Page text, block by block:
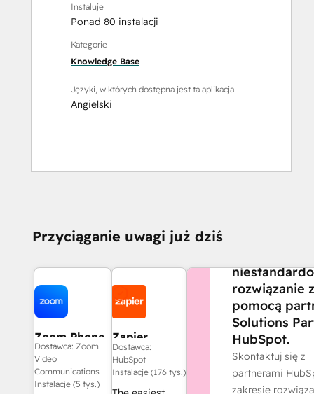
Instaluje
Ponad 80 instalacji
Kategorie
Knowledge Base
Języki, w których dostępna jest ta aplikacja
Angielski
Przyciąganie uwagi już dziś
Zoom Phone
for HubSpot
Dostawca: Zoom
Video
Communications
Instalacje (5 tys.)
Zapier
Dostawca:
HubSpot
Instalacje (176 tys.)
rozwiązanie z
pomocą
Solutions
HubSpot.
Skontaktuj się z
partnerami
zakresie